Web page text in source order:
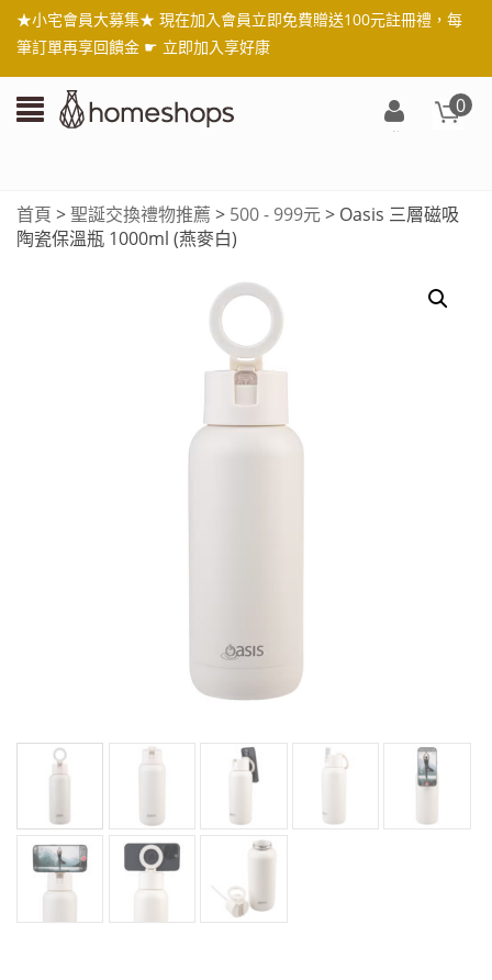
★小宅會員大募集★ 現在加入會員立即免費贈送100元註冊禮，每
筆訂單再享回饋金 ☛ 立即加入享好康
0
冊
首頁 >聖誕交換禮物推薦 > 500 - 999元> Oasis 三層磁吸
陶瓷保溫瓶 1000ml (燕麥白)